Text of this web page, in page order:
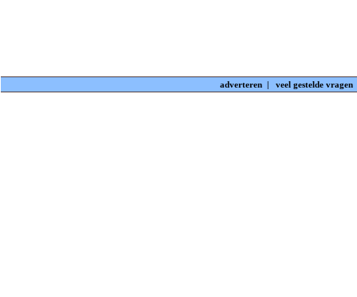
adverteren | veel gestelde vragen